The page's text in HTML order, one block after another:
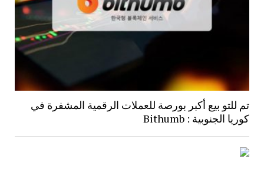
تم للتو بيع أكبر بورصة للعملات الرقمية المشفرة في
كوريا الجنوبية : Bithumb